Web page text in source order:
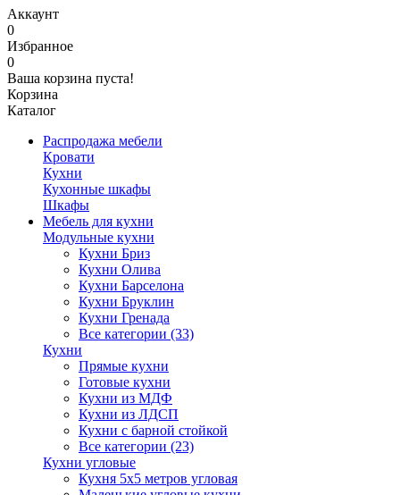
Аккаунт
0
Избранное
0
Ваша корзина пуста!
Корзина
Каталог
Распродажа мебели
Кровати
Кухни
Кухонные шкафы
Шкафы
Мебель для кухни
Модульные кухни
Кухни Бриз
Кухни Олива
Кухни Барселона
Кухни Бруклин
Кухни Гренада
Все категории (33)
Кухни
Прямые кухни
Готовые кухни
Кухни из МДФ
Кухни из ЛДСП
Кухни с барной стойкой
Все категории (23)
Кухни угловые
Кухня 5х5 метров угловая